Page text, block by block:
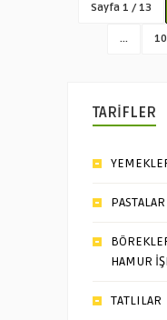
Sayfa 1 / 13
... 10
TARİFLER
PASTALAR
HAMUR
TATLILAR